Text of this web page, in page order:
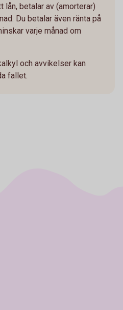
lån, betalar av (amorterar)
Du betalar även ränta på
varje månad om
och avvikelser kan
fallet.